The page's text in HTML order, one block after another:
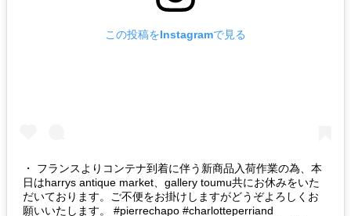
この投稿をInstagramで見る
・ フランスよりコンテナ到着に伴う新商品入荷作業の為、本
日はharrys antique market、gallery toumu共にお休みをいた
だいております。ご不便をお掛けしますがどうぞよろしくお
願いいたします。 #pierrechapo #charlotteperriand